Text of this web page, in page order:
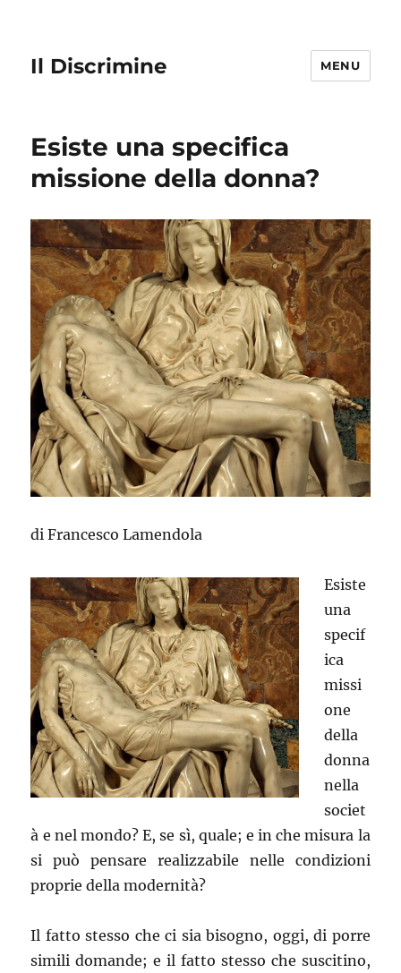
Il Discrimine MENU
Esiste una specifica
missione della donna?
di Francesco Lamendola
Esiste
una
specif
ica
missi
one
della
donna
nella
societ
à e nel mondo? E, se sì, quale; e in che misura la
si può pensare realizzabile nelle condizioni
proprie della modernità?
Il fatto stesso che ci sia bisogno, oggi, di porre
simili domande; e il fatto stesso che suscitino,